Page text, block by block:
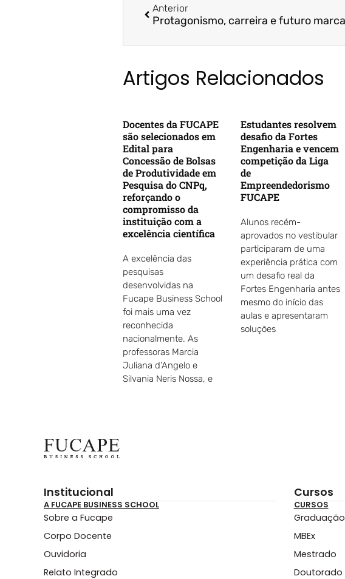
Anterior
Artigos Relacionados
Docentes da FUCAPE
são selecionados em
Edital para
Concessão de Bolsas
de Produtividade em
Pesquisa do CNPq,
reforçando o
compromisso da
instituição com a
excelência científica
A excelência das
pesquisas
desenvolvidas na
Fucape Business School
foi mais uma vez
reconhecida
nacionalmente. As
professoras Marcia
Juliana d’Angelo e
Silvania Neris Nossa, e
Estudantes resolvem
desafio da Fortes
Engenharia e vencem
competição da Liga
de
Empreendedorismo
FUCAPE
Alunos recém-
aprovados no vestibular
participaram de uma
experiência prática com
um desafio real da
Fortes Engenharia antes
mesmo do início das
aulas e apresentaram
soluções
Institucional
A FUCAPE BUSINESS SCHOOL
Sobre a Fucape
Corpo Docente
Ouvidoria
Relato Integrado
Cursos
CURSOS
Graduação
MBEx
Mestrado
Doutorado